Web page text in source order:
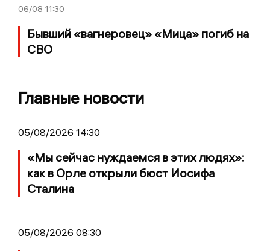
06/08 11:30
Бывший «вагнеровец» «Мица» погиб на
СВО
Главные новости
05/08/2026 14:30
«Мы сейчас нуждаемся в этих людях»:
как в Орле открыли бюст Иосифа
Сталина
05/08/2026 08:30